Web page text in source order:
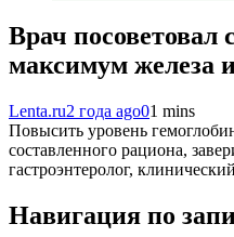
Врач посоветовал
максимум железа
Lenta.ru2 года ago01 mins
Повысить уровень
составленного рациона,
гастроэнтеролог,
Навигация по